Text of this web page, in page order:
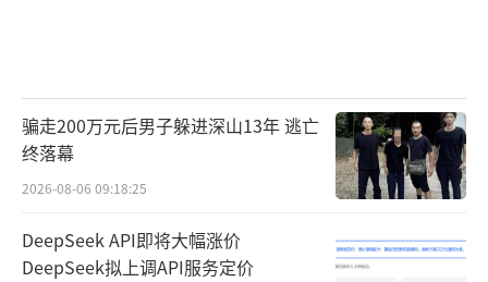
骗走200万元后男子躲进深山13年 逃亡
终落幕
2026-08-06 09:18:25
DeepSeek API即将大幅涨价
DeepSeek拟上调API服务定价